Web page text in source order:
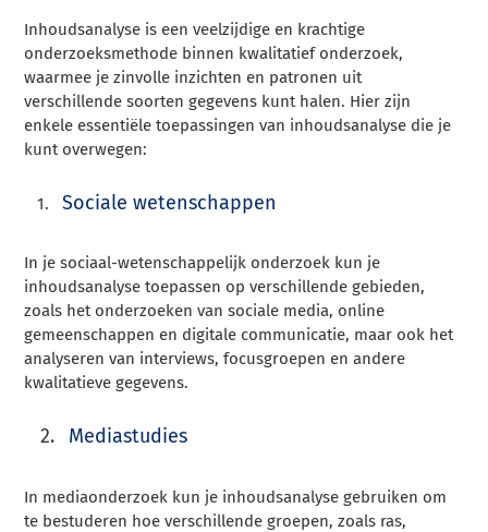
Inhoudsanalyse is een veelzijdige en krachtige
onderzoeksmethode binnen kwalitatief onderzoek,
waarmee je zinvolle inzichten en patronen uit
verschillende soorten gegevens kunt halen. Hier zijn
enkele essentiële toepassingen van inhoudsanalyse die je
kunt overwegen:
Sociale wetenschappen
In je sociaal-wetenschappelijk onderzoek kun je
inhoudsanalyse toepassen op verschillende gebieden,
zoals het onderzoeken van sociale media, online
gemeenschappen en digitale communicatie, maar ook het
analyseren van interviews, focusgroepen en andere
kwalitatieve gegevens.
Mediastudies
In mediaonderzoek kun je inhoudsanalyse gebruiken om
te bestuderen hoe verschillende groepen, zoals ras,